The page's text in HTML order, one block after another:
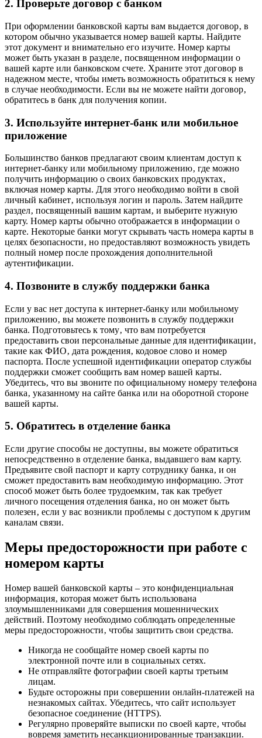
2. Проверьте договор с банком
При оформлении банковской карты вам выдается договор‚ в
котором обычно указывается номер вашей карты. Найдите
этот документ и внимательно его изучите. Номер карты
может быть указан в разделе‚ посвященном информации о
вашей карте или банковском счете. Храните этот договор в
надежном месте‚ чтобы иметь возможность обратиться к нему
в случае необходимости. Если вы не можете найти договор‚
обратитесь в банк для получения копии.
3. Используйте интернет-банк или мобильное
приложение
Большинство банков предлагают своим клиентам доступ к
интернет-банку или мобильному приложению‚ где можно
получить информацию о своих банковских продуктах‚
включая номер карты. Для этого необходимо войти в свой
личный кабинет‚ используя логин и пароль. Затем найдите
раздел‚ посвященный вашим картам‚ и выберите нужную
карту. Номер карты обычно отображается в информации о
карте. Некоторые банки могут скрывать часть номера карты в
целях безопасности‚ но предоставляют возможность увидеть
полный номер после прохождения дополнительной
аутентификации.
4. Позвоните в службу поддержки банка
Если у вас нет доступа к интернет-банку или мобильному
приложению‚ вы можете позвонить в службу поддержки
банка. Подготовьтесь к тому‚ что вам потребуется
предоставить свои персональные данные для идентификации‚
такие как ФИО‚ дата рождения‚ кодовое слово и номер
паспорта. После успешной идентификации оператор службы
поддержки сможет сообщить вам номер вашей карты.
Убедитесь‚ что вы звоните по официальному номеру телефона
банка‚ указанному на сайте банка или на оборотной стороне
вашей карты.
5. Обратитесь в отделение банка
Если другие способы не доступны‚ вы можете обратиться
непосредственно в отделение банка‚ выдавшего вам карту.
Предъявите свой паспорт и карту сотруднику банка‚ и он
сможет предоставить вам необходимую информацию. Этот
способ может быть более трудоемким‚ так как требует
личного посещения отделения банка‚ но он может быть
полезен‚ если у вас возникли проблемы с доступом к другим
каналам связи.
Меры предосторожности при работе с
номером карты
Номер вашей банковской карты – это конфиденциальная
информация‚ которая может быть использована
злоумышленниками для совершения мошеннических
действий. Поэтому необходимо соблюдать определенные
меры предосторожности‚ чтобы защитить свои средства.
Никогда не сообщайте номер своей карты по
электронной почте или в социальных сетях.
Не отправляйте фотографии своей карты третьим
лицам.
Будьте осторожны при совершении онлайн-платежей на
незнакомых сайтах. Убедитесь‚ что сайт использует
безопасное соединение (HTTPS).
Регулярно проверяйте выписки по своей карте‚ чтобы
вовремя заметить несанкционированные транзакции.